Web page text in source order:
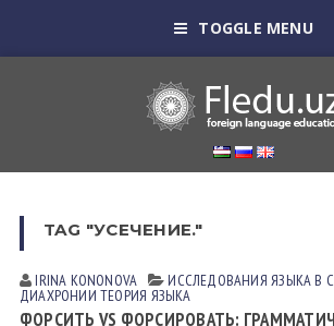
TOGGLE MENU
TAG "УСЕЧЕНИЕ."
IRINA KONONOVА ИССЛЕДОВАНИЯ ЯЗЫКА В
ДИАХРОНИИ ТЕОРИЯ ЯЗЫКА
ФОРСИТЬ VS ФОРСИРОВАТЬ: